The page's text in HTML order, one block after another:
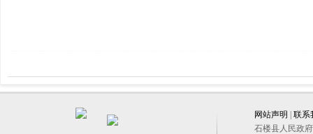
网站声明
联系
石楼县人民政